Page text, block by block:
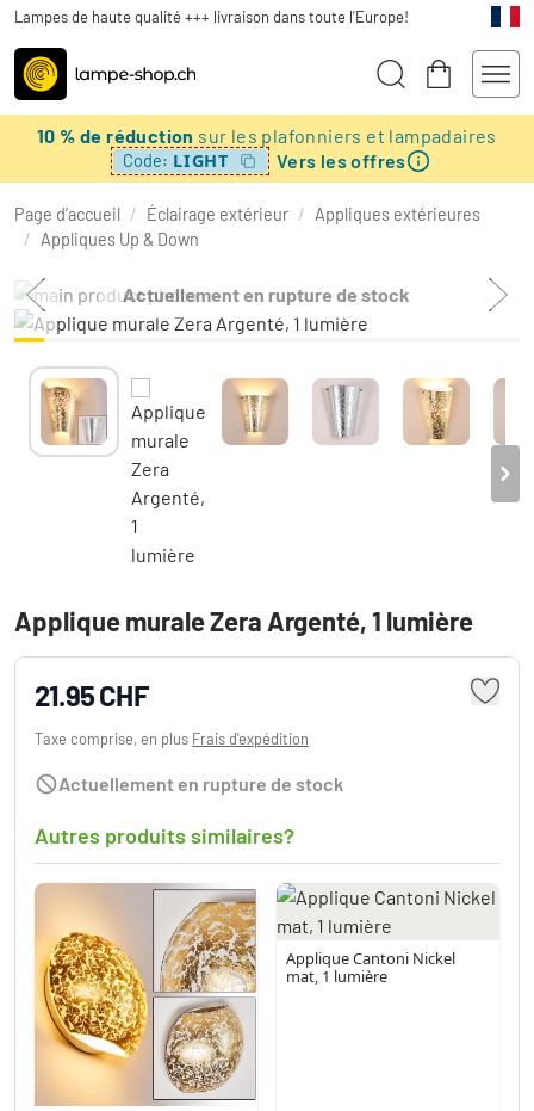
Lampes de haute qualité +++ livraison dans toute l'Europe!
10 % de réduction sur les plafonniers et lampadaires
Code: LIGHT Vers les offres
Page d’accueil / Éclairage extérieur / Appliques extérieures
/ Appliques Up & Down
Actuellement en rupture de stock
Applique murale Zera Argenté, 1 lumière
21.95 CHF
Taxe comprise, en plus Frais d'expédition
Actuellement en rupture de stock
Autres produits similaires?
Applique Cantoni Nickel
mat, 1 lumière